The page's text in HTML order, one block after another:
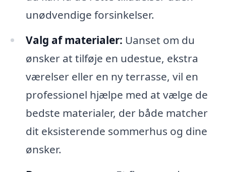
unødvendige forsinkelser.
Valg af materialer: Uanset om du
ønsker at tilføje en udestue, ekstra
værelser eller en ny terrasse, vil en
professionel hjælpe med at vælge de
bedste materialer, der både matcher
dit eksisterende sommerhus og dine
ønsker.